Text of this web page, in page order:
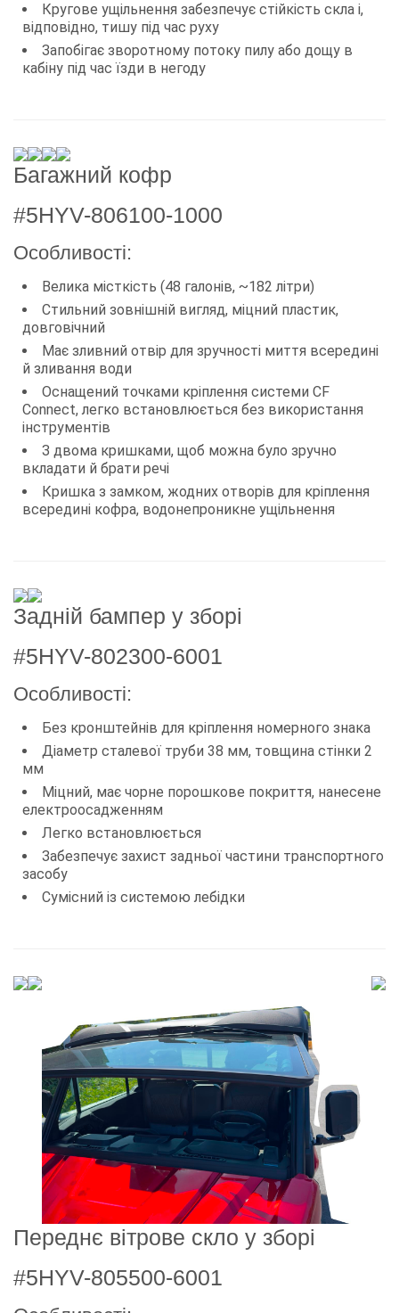
Кругове ущільнення забезпечує стійкість скла і,
відповідно, тишу під час руху
Запобігає зворотному потоку пилу або дощу в
кабіну під час їзди в негоду
Багажний кофр
#5HYV-806100-1000
Особливості:
Велика місткість (48 галонів, ~182 літри)
Стильний зовнішній вигляд, міцний пластик,
довговічний
Має зливний отвір для зручності миття всередині
й зливання води
Оснащений точками кріплення системи CF
Connect, легко встановлюється без використання
інструментів
З двома кришками, щоб можна було зручно
вкладати й брати речі
Кришка з замком, жодних отворів для кріплення
всередині кофра, водонепроникне ущільнення
Задній бампер у зборі
#5HYV-802300-6001
Особливості:
Без кронштейнів для кріплення номерного знака
Діаметр сталевої труби 38 мм, товщина стінки 2
мм
Міцний, має чорне порошкове покриття, нанесене
електроосадженням
Легко встановлюється
Забезпечує захист задньої частини транспортного
засобу
Сумісний із системою лебідки
Переднє вітрове скло у зборі
#5HYV-805500-6001